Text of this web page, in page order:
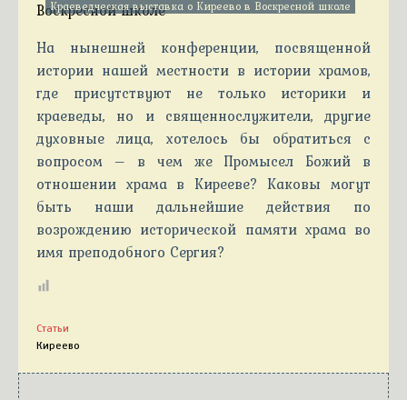
Краеведческая выставка о Киреево в Воскресной школе
На нынешней конференции, посвященной
истории нашей местности в истории храмов,
где присутствуют не только историки и
краеведы, но и священнослужители, другие
духовные лица, хотелось бы обратиться с
вопросом – в чем же Промысел Божий в
отношении храма в Кирееве? Каковы могут
быть наши дальнейшие действия по
возрождению исторической памяти храма во
имя преподобного Сергия?
Статьи
Киреево